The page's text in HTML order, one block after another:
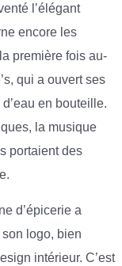
l’élégant
encore les
première fois au-
qui a ouvert ses
en bouteille.
la musique
portaient des
d’épicerie a
logo, bien
intérieur. C’est